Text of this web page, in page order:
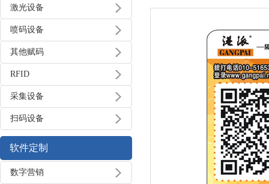
激光设备
喷码设备
其他赋码
RFID
采集设备
扫码设备
软件定制
数字营销